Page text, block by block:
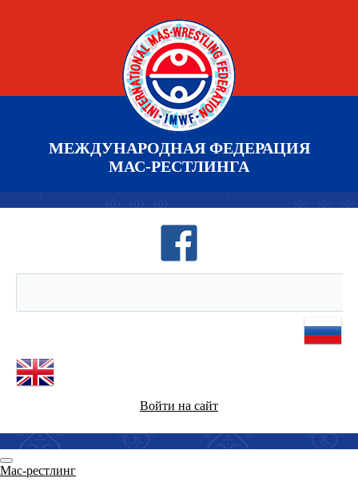
МЕЖДУНАРОДНАЯ ФЕДЕРАЦИЯ
МАС-РЕСТЛИНГА
Войти на сайт
Мас-рестлинг